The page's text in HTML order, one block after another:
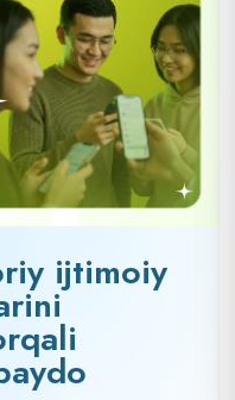
ijtimoiy